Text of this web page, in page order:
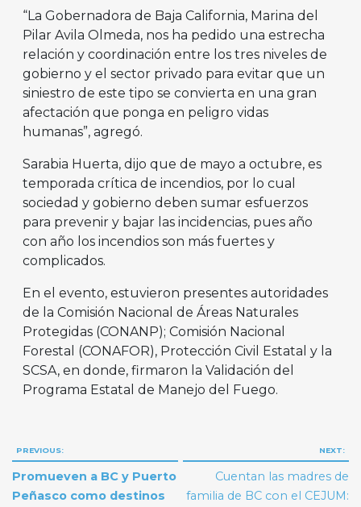
“La Gobernadora de Baja California, Marina del
Pilar Avila Olmeda, nos ha pedido una estrecha
relación y coordinación entre los tres niveles de
gobierno y el sector privado para evitar que un
siniestro de este tipo se convierta en una gran
afectación que ponga en peligro vidas
humanas”, agregó.
Sarabia Huerta, dijo que de mayo a octubre, es
temporada crítica de incendios, por lo cual
sociedad y gobierno deben sumar esfuerzos
para prevenir y bajar las incidencias, pues año
con año los incendios son más fuertes y
complicados.
En el evento, estuvieron presentes autoridades
de la Comisión Nacional de Áreas Naturales
Protegidas (CONANP); Comisión Nacional
Forestal (CONAFOR), Protección Civil Estatal y la
SCSA, en donde, firmaron la Validación del
Programa Estatal de Manejo del Fuego.
Navegación
de
entradas
PREVIOUS:
Promueven a BC y Puerto
Peñasco como destinos
NEXT:
Cuentan las madres de
familia de BC con el CEJUM: